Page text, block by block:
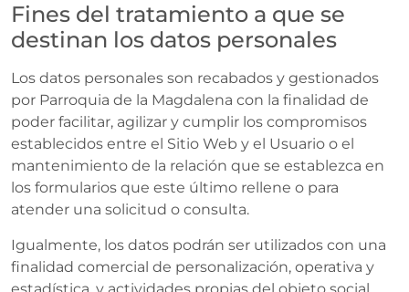
Fines del tratamiento a que se
destinan los datos personales
Los datos personales son recabados y gestionados
por Parroquia de la Magdalena con la finalidad de
poder facilitar, agilizar y cumplir los compromisos
establecidos entre el Sitio Web y el Usuario o el
mantenimiento de la relación que se establezca en
los formularios que este último rellene o para
atender una solicitud o consulta.
Igualmente, los datos podrán ser utilizados con una
finalidad comercial de personalización, operativa y
estadística, y actividades propias del objeto social